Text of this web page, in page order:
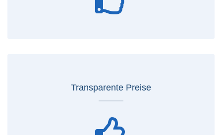
Transparente Preise